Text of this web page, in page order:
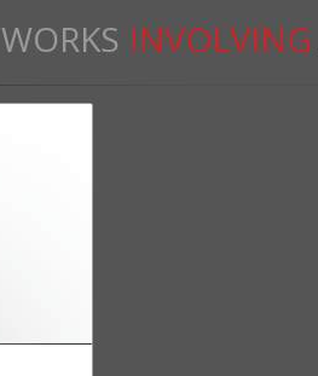
WORKS INVOLVING